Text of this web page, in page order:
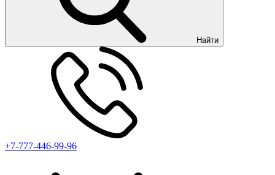
Найти
+7-777-446-99-96